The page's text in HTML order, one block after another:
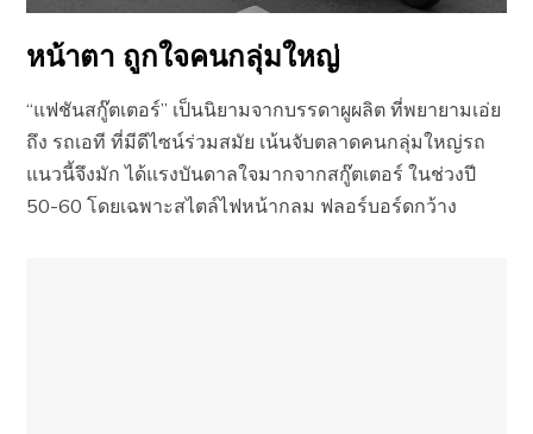
หน้าตา ถูกใจคนกลุ่มใหญ่
“แฟชันสกู๊ตเตอร์” เป็นนิยามจากบรรดาผูผลิต ที่พยายามเอ่ย
ถึง รถเอที ที่มีดีไซน์ร่วมสมัย เน้นจับตลาดคนกลุ่มใหญ่รถ
แนวนี้จึงมัก ได้แรงบันดาลใจมากจากสกู๊ตเตอร์ ในช่วงปี
50-60 โดยเฉพาะสไตล์ไฟหน้ากลม ฟลอร์บอร์ดกว้าง